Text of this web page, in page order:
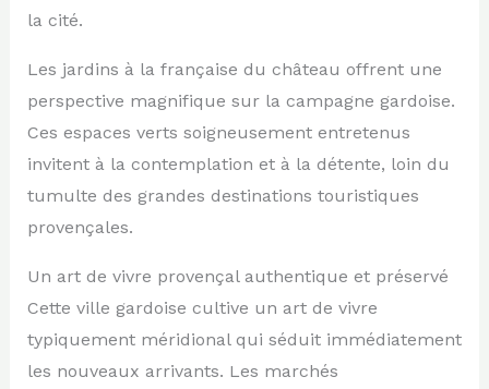
la cité.
Les jardins à la française du château offrent une
perspective magnifique sur la campagne gardoise.
Ces espaces verts soigneusement entretenus
invitent à la contemplation et à la détente, loin du
tumulte des grandes destinations touristiques
provençales.
Un art de vivre provençal authentique et préservé
Cette ville gardoise cultive un art de vivre
typiquement méridional qui séduit immédiatement
les nouveaux arrivants. Les marchés